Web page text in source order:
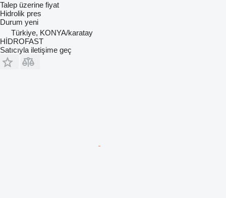
Talep üzerine fiyat
Hidrolik pres
Durum yeni
Türkiye, KONYA/karatay
HİDROFAST
Satıcıyla iletişime geç